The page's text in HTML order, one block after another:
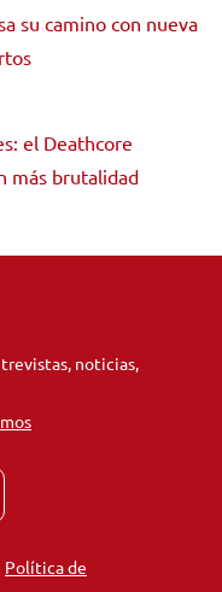
su camino con nueva
el Deathcore
más brutalidad
noticias,
Política de